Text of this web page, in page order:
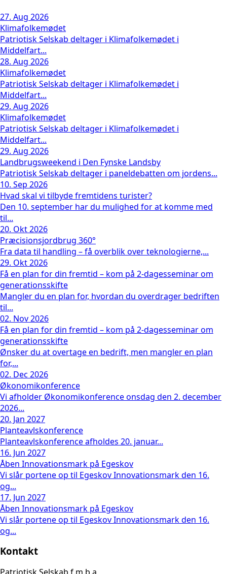
27. Aug 2026
Klimafolkemødet
Patriotisk Selskab deltager i Klimafolkemødet i
Middelfart...
28. Aug 2026
Klimafolkemødet
Patriotisk Selskab deltager i Klimafolkemødet i
Middelfart...
29. Aug 2026
Klimafolkemødet
Patriotisk Selskab deltager i Klimafolkemødet i
Middelfart...
29. Aug 2026
Landbrugsweekend i Den Fynske Landsby
Patriotisk Selskab deltager i paneldebatten om jordens...
10. Sep 2026
Hvad skal vi tilbyde fremtidens turister?
Den 10. september har du mulighed for at komme med
til...
20. Okt 2026
Præcisionsjordbrug 360°
Fra data til handling – få overblik over teknologierne,...
29. Okt 2026
Få en plan for din fremtid – kom på 2-dagesseminar om
generationsskifte
Mangler du en plan for, hvordan du overdrager bedriften
til...
02. Nov 2026
Få en plan for din fremtid – kom på 2-dagesseminar om
generationsskifte
Ønsker du at overtage en bedrift, men mangler en plan
for,...
02. Dec 2026
Økonomikonference
Vi afholder Økonomikonference onsdag den 2. december
2026...
20. Jan 2027
Planteavlskonference
Planteavlskonference afholdes 20. januar...
16. Jun 2027
Åben Innovationsmark på Egeskov
Vi slår portene op til Egeskov Innovationsmark den 16.
og...
17. Jun 2027
Åben Innovationsmark på Egeskov
Vi slår portene op til Egeskov Innovationsmark den 16.
og...
Kontakt